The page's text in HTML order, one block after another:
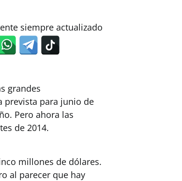
siempre actualizado
grandes
prevista para junio de
Pero ahora las
de 2014.
millones de dólares.
al parecer que hay